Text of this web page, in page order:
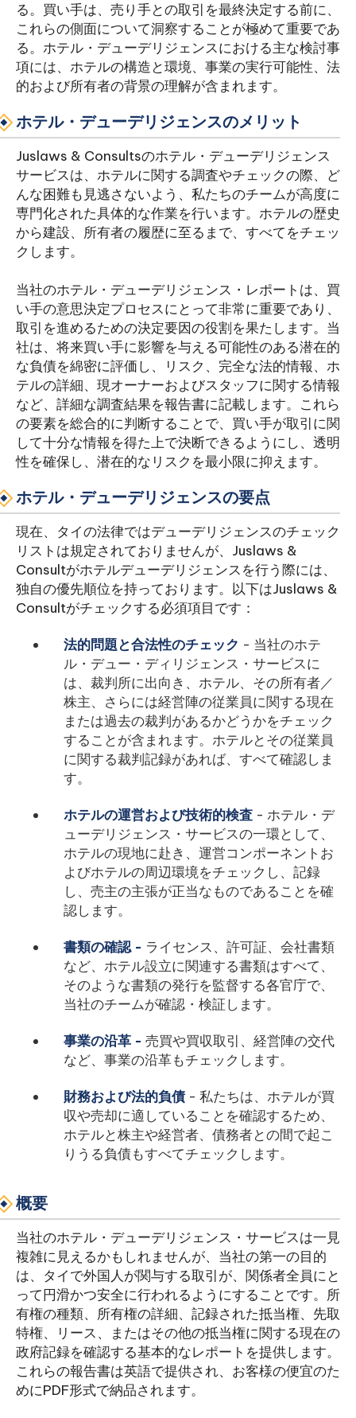
る。買い手は、売り手との取引を最終決定する前に、
これらの側面について洞察することが極めて重要であ
る。ホテル・デューデリジェンスにおける主な検討事
項には、ホテルの構造と環境、事業の実行可能性、法
的および所有者の背景の理解が含まれます。
ホテル・デューデリジェンスのメリット
Juslaws & Consultsのホテル・デューデリジェンス
サービスは、ホテルに関する調査やチェックの際、ど
んな困難も見逃さないよう、私たちのチームが高度に
専門化された具体的な作業を行います。ホテルの歴史
から建設、所有者の履歴に至るまで、すべてをチェッ
クします。
当社のホテル・デューデリジェンス・レポートは、買
い手の意思決定プロセスにとって非常に重要であり、
取引を進めるための決定要因の役割を果たします。当
社は、将来買い手に影響を与える可能性のある潜在的
な負債を綿密に評価し、リスク、完全な法的情報、ホ
テルの詳細、現オーナーおよびスタッフに関する情報
など、詳細な調査結果を報告書に記載します。これら
の要素を総合的に判断することで、買い手が取引に関
して十分な情報を得た上で決断できるようにし、透明
性を確保し、潜在的なリスクを最小限に抑えます。
ホテル・デューデリジェンスの要点
現在、タイの法律ではデューデリジェンスのチェック
リストは規定されておりませんが、Juslaws &
Consultがホテルデューデリジェンスを行う際には、
独自の優先順位を持っております。以下はJuslaws &
Consultがチェックする必須項目です：
法的問題と合法性のチェック - 当社のホテ
ル・デュー・ディリジェンス・サービスに
は、裁判所に出向き、ホテル、その所有者／
株主、さらには経営陣の従業員に関する現在
または過去の裁判があるかどうかをチェック
することが含まれます。ホテルとその従業員
に関する裁判記録があれば、すべて確認しま
す。
ホテルの運営および技術的検査 - ホテル・デ
ューデリジェンス・サービスの一環として、
ホテルの現地に赴き、運営コンポーネントお
よびホテルの周辺環境をチェックし、記録
し、売主の主張が正当なものであることを確
認します。
書類の確認 - ライセンス、許可証、会社書類
など、ホテル設立に関連する書類はすべて、
そのような書類の発行を監督する各官庁で、
当社のチームが確認・検証します。
事業の沿革 - 売買や買収取引、経営陣の交代
など、事業の沿革もチェックします。
財務および法的負債 - 私たちは、ホテルが買
収や売却に適していることを確認するため、
ホテルと株主や経営者、債務者との間で起こ
りうる負債もすべてチェックします。
概要
当社のホテル・デューデリジェンス・サービスは一見
複雑に見えるかもしれませんが、当社の第一の目的
は、タイで外国人が関与する取引が、関係者全員にと
って円滑かつ安全に行われるようにすることです。所
有権の種類、所有権の詳細、記録された抵当権、先取
特権、リース、またはその他の抵当権に関する現在の
政府記録を確認する基本的なレポートを提供します。
これらの報告書は英語で提供され、お客様の便宜のた
めにPDF形式で納品されます。